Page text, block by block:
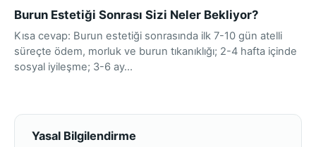
Burun Estetiği Sonrası Sizi Neler Bekliyor?
Kısa cevap: Burun estetiği sonrasında ilk 7-10 gün atelli
süreçte ödem, morluk ve burun tıkanıklığı; 2-4 hafta içinde
sosyal iyileşme; 3-6 ay…
Yasal Bilgilendirme